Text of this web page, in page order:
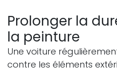
Prolonger la
la peinture
Une voiture
contre les éléments